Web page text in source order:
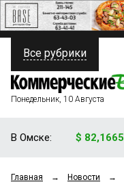
ПОЛИТИКА
ФИНАНСЫ
ОБЩЕСТВО
Все рубрики
Понедельник, 10 Августа
В Омске: $ 82,1665
Главная → Новости →